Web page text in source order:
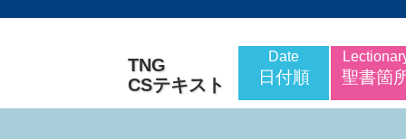
TNG
CSテキスト
Date
日付順 聖書箇